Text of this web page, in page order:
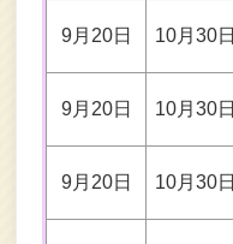
9月20日 10月30日
9月20日 10月30日
9月20日 10月30日